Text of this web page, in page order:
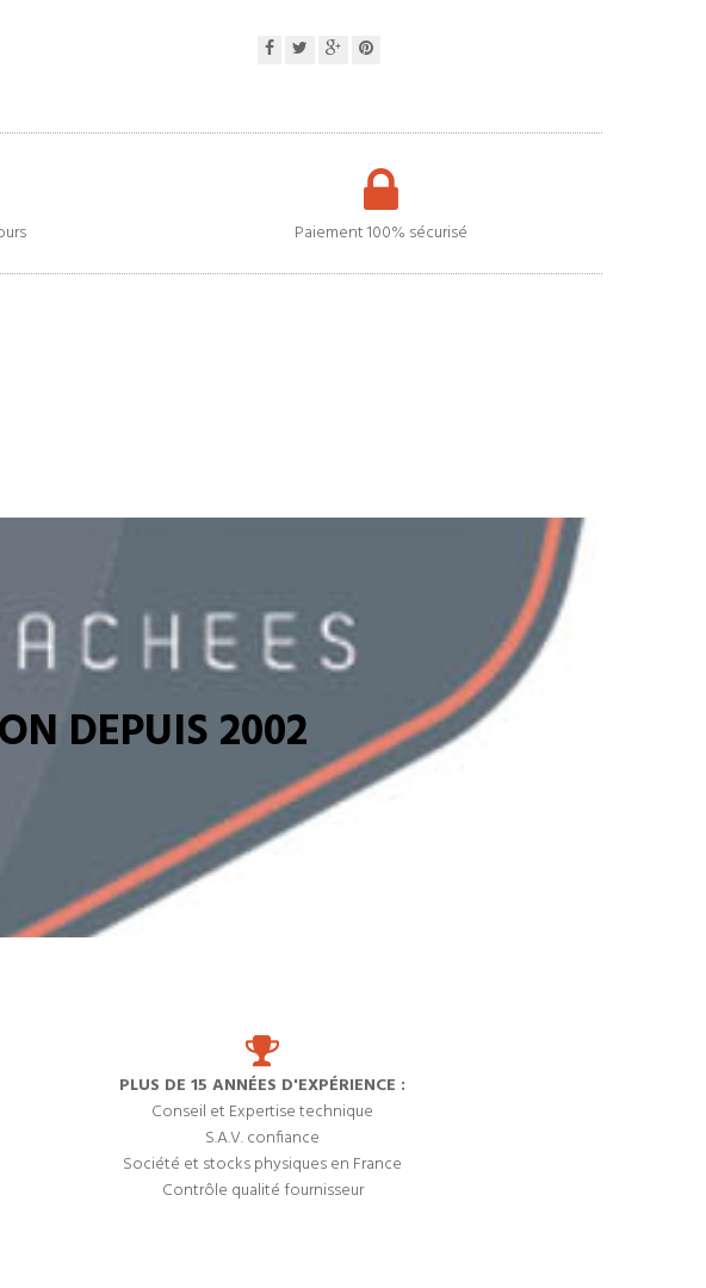
Paiement 100% sécurisé
DEPUIS 2002
PLUS DE 15 ANNÉES D'EXPÉRIENCE :
Conseil et Expertise technique
S.A.V. confiance
Société et stocks physiques en France
Contrôle qualité fournisseur